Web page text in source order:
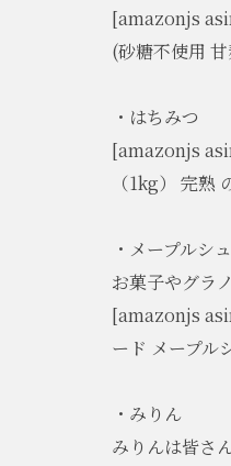
[amazonjs
(砂糖不使用
・はちみつ
[amazonjs
（1kg） 完熟
・メープルシ
お菓子やグラ
[amazonjs
ード メープル
・みりん
みりんは皆さ